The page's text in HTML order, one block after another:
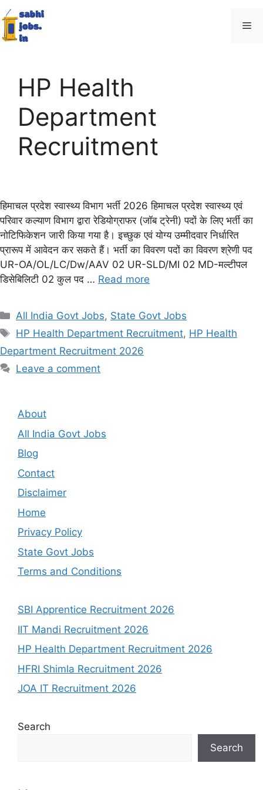
Skip
to
content
HP Health
Department
Recruitment
हिमाचल प्रदेश स्वास्थ्य विभाग भर्ती 2026 हिमाचल प्रदेश स्वास्थ्य एवं
परिवार कल्याण विभाग द्वारा रेडियोग्राफर (जॉब ट्रेनी) पदों के लिए भर्ती का
नोटिफिकेशन जारी किया गया है। इच्छुक एवं योग्य उम्मीदवार निर्धारित
प्रारूप में आवेदन कर सकते हैं। भर्ती का विवरण पदों का विवरण श्रेणी पद
UR-OA/OL/LC/Dw/AAV 02 UR-SLD/MI 02 MD-मल्टीपल
डिसेबिलिटी 02 कुल पद … Read more
Categories
All India Govt Jobs, State Govt Jobs
Tags
HP Health Department Recruitment, HP Health
Department Recruitment 2026
Leave a comment
About
All India Govt Jobs
Blog
Contact
Disclaimer
Home
Privacy Policy
State Govt Jobs
Terms and Conditions
SBI Apprentice Recruitment 2026
IIT Mandi Recruitment 2026
HP Health Department Recruitment 2026
HFRI Shimla Recruitment 2026
JOA IT Recruitment 2026
Search
Search